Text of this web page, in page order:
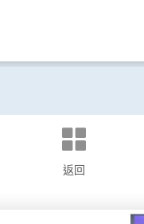
返回